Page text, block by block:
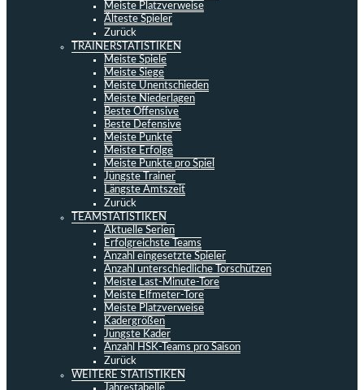
Meiste Platzverweise
Älteste Spieler
Zurück
TRAINERSTATISTIKEN
Meiste Spiele
Meiste Siege
Meiste Unentschieden
Meiste Niederlagen
Beste Offensive
Beste Defensive
Meiste Punkte
Meiste Erfolge
Meiste Punkte pro Spiel
Jüngste Trainer
Längste Amtszeit
Zurück
TEAMSTATISTIKEN
Aktuelle Serien
Erfolgreichste Teams
Anzahl eingesetzte Spieler
Anzahl unterschiedliche Torschützen
Meiste Last-Minute-Tore
Meiste Elfmeter-Tore
Meiste Platzverweise
Kadergrößen
Jüngste Kader
Anzahl HSK-Teams pro Saison
Zurück
WEITERE STATISTIKEN